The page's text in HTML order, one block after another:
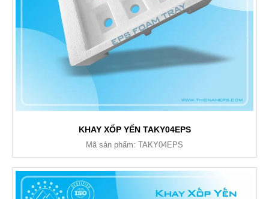
KHAY XỐP YẾN TAKY04EPS
Mã sản phẩm: TAKY04EPS